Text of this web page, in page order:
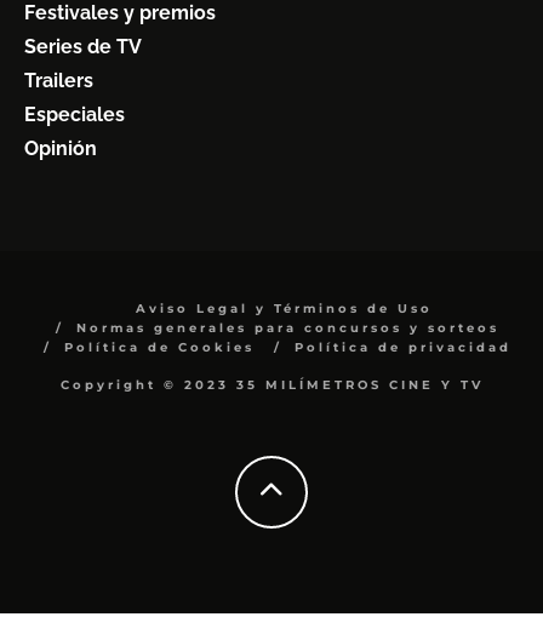
Festivales y premios
Series de TV
Trailers
Especiales
Opinión
Aviso Legal y Términos de Uso
Normas generales para concursos y sorteos
Política de Cookies
Política de privacidad
Copyright © 2023 35 MILÍMETROS CINE Y TV